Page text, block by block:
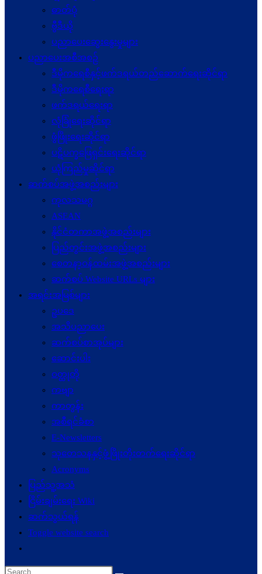
ဓာတ်ပုံ
ဗွီဒီယို
ပညာပေးဆွေးနွေးမှုများ
ပညာပေးအစီအစဉ်
ဒီမိုကရေစီနှင့်ဖက်ဒရယ်တည်ဆောက်ရေးဆိုင်ရာ
ဒီမိုကရေစီရေးရာ
ဖက်ဒရယ်ရေးရာ
လုံခြုံရေးဆိုင်ရာ
ဖွံဖြိုးရေးဆိုင်ရာ
ပဋိပက္ခ‌ဖြေရှင်းရေးဆိုင်ရာ
ယုံကြည်မှုဆိုင်ရာ
ဆက်စပ်အဖွဲ့အစည်းများ
ကုလသမဂ္ဂ
ASEAN
နိုင်ငံတကာအဖွဲ့အစည်းများ
ပြည်တွင်းအဖွဲ့အစည်းများ
စေတနာ့ဝန်ထမ်းအဖွဲ့အစည်းများ
ဆက်စပ် Website URLs များ
အရင်းအမြစ်များ
ဥပဒေ
အသိပညာပေး
ဆက်စပ်စာအုပ်များ
ဆောင်းပါး
ဝတ္ထုတို
ကဗျာ
ကာတွန်း
အစီရင်ခံစာ
E-Newsletters
သုတေသနနှင့်ဖွံ့ဖြိုးတိုးတက်ရေးဆိုင်ရာ
Acronyms
ပြည်သူ့အသံ
ငြိမ်းချမ်းရေး Wiki
ဆက်သွယ်ရန်
Toggle website search